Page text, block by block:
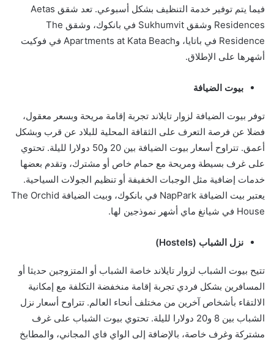
فيما يتم توفير خدمة التنظيف بشكل أسبوعي. تعد شقق Aetas
Residences وشقق Sukhumvit في بانكوك، وشقق The
Residence في باتايا، وApartments at Kata Beach في فوكيت
أشهرها على الإطلاق.
بيوت الضيافة
توفر بيوت الضيافة لزوار تايلاند تجربة إقامة مريحة وبسعر معقول،
فضلا عن فرصة التعرف على الثقافة المحلية للبلاد عن قرب وبشكل
أعمق. تتراوح أسعار بيوت الضيافة بين 20 و50 دولارا لليلة. تحتوي
على غرف بسيطة ومريحة مع حمام خاص أو مشترك، وتقدم بعضها
خدمات إضافية مثل الوجبات الخفيفة أو تنظيم الجولات السياحية.
يعتبر بيت الضيافة NapPark في بانكوك، وبيت الضيافة The Orchid
House في شيانغ ماي أشهر نموذجين لها.
نزل الشباب (Hostels)
تتيح بيوت الشباب لزوار تايلاند خاصة الشباب أو المتزوجين حديثا أو
المسافرين بشكل فردي تجربة إقامة منخفضة التكلفة مع إمكانية
الالتقاء بأشخاص آخرين من مختلف أنحاء العالم. تتراوح أسعار نزل
الشباب بين 8 و20 دولارا لليلة. تحتوي بيوت الشباب على غرف
مشتركة وغرف خاصة، بالإضافة إلى الواي فاي المجاني، والمطابخ